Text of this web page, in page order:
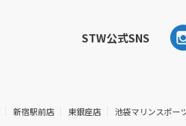
STW公式SNS
新宿駅前店 東銀座店 池袋マリンスポー